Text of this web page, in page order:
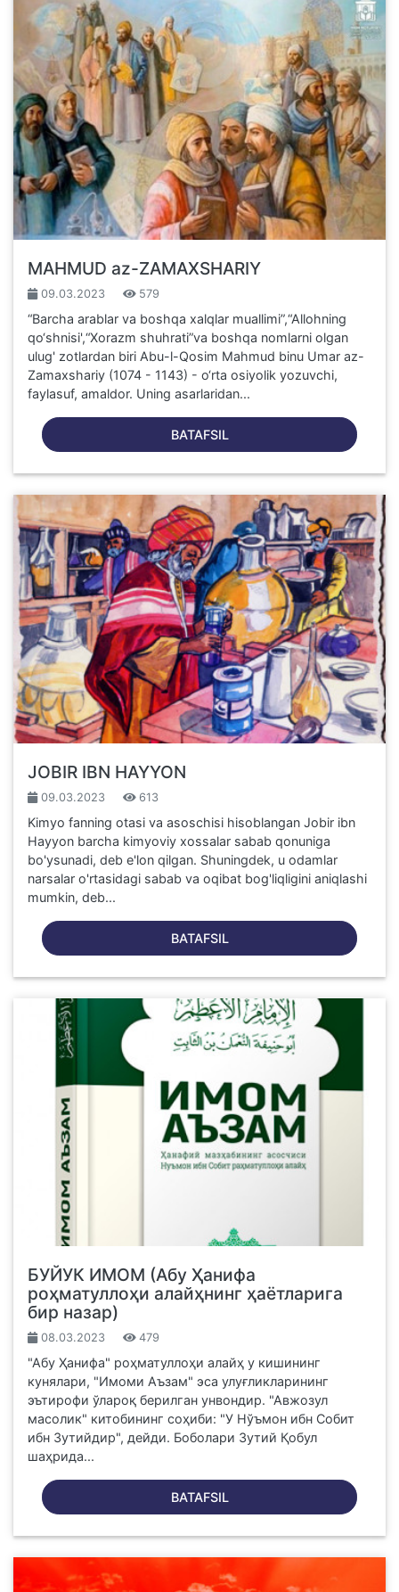
MAHMUD az-ZAMAXSHARIY
09.03.2023 579
“Barcha arablar va boshqa xalqlar muallimi”,“Allohning
qo‘shnisi',“Xorazm shuhrati”va boshqa nomlarni olgan
ulug' zotlardan biri Abu-l-Qosim Mahmud binu Umar az-
Zamaxshariy (1074 - 1143) - o‘rta osiyolik yozuvchi,
faylasuf, amaldor. Uning asarlaridan...
BATAFSIL
JOBIR IBN HAYYON
09.03.2023 613
Kimyo fanning otasi va asoschisi hisoblangan Jobir ibn
Hayyon barcha kimyoviy xossalar sabab qonuniga
bo'ysunadi, deb e'lon qilgan. Shuningdek, u odamlar
narsalar o'rtasidagi sabab va oqibat bog'liqligini aniqlashi
mumkin, deb...
BATAFSIL
БУЙУК ИМОМ (Абу Ҳанифа
роҳматуллоҳи алайҳнинг ҳаётларига
бир назар)
08.03.2023 479
"Абу Ҳанифа" роҳматуллоҳи алайҳ у кишининг
кунялари, "Имоми Аъзам" эса улуғликларининг
эътирофи ўлароқ берилган унвондир. "Авжозул
масолик" китобининг соҳиби: "У Нўъмон ибн Собит
ибн Зутийдир", дейди. Боболари Зутий Қобул
шаҳрида...
BATAFSIL